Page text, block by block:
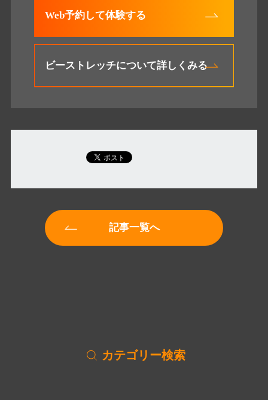
Web予約して体験する
ビーストレッチについて詳しくみる
記事一覧へ
カテゴリー検索